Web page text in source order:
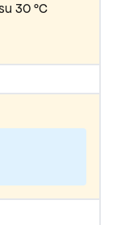
30 °C